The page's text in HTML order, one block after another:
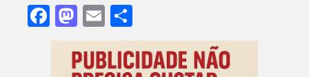
F
ac
M
as
to
E
m
ai
h
ar